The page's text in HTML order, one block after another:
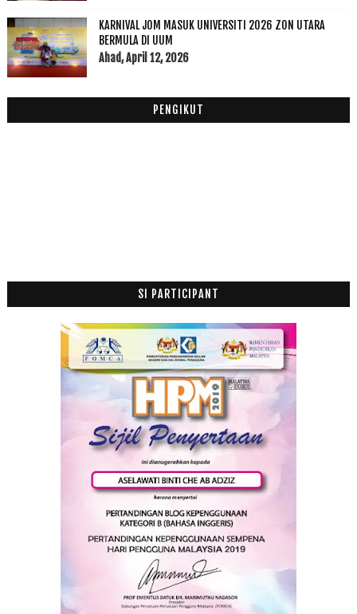
►2012(100)
►2011(63)
KARNIVAL JOM MASUK UNIVERSITI 2026 ZON UTARA
BERMULA DI UUM
Ahad, April 12, 2026
PENGIKUT
SI PARTICIPANT